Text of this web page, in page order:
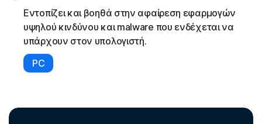
Εντοπίζει και βοηθά στην αφαίρεση εφαρμογών
υψηλού κινδύνου και malware που ενδέχεται να
υπάρχουν στον υπολογιστή.
PC